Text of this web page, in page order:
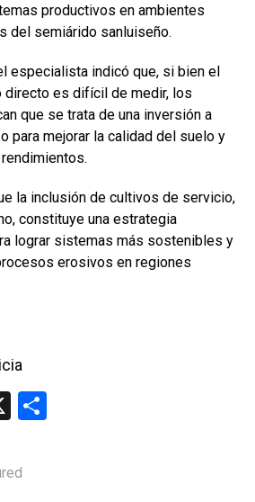
productivos en ambientes
del semiárido sanluiseño.
especialista indicó que, si bien el
directo es difícil de medir, los
que se trata de una inversión a
para mejorar la calidad del suelo y
la inclusión de cultivos de servicio,
constituye una estrategia
lograr sistemas más sostenibles y
erosivos en regiones
X